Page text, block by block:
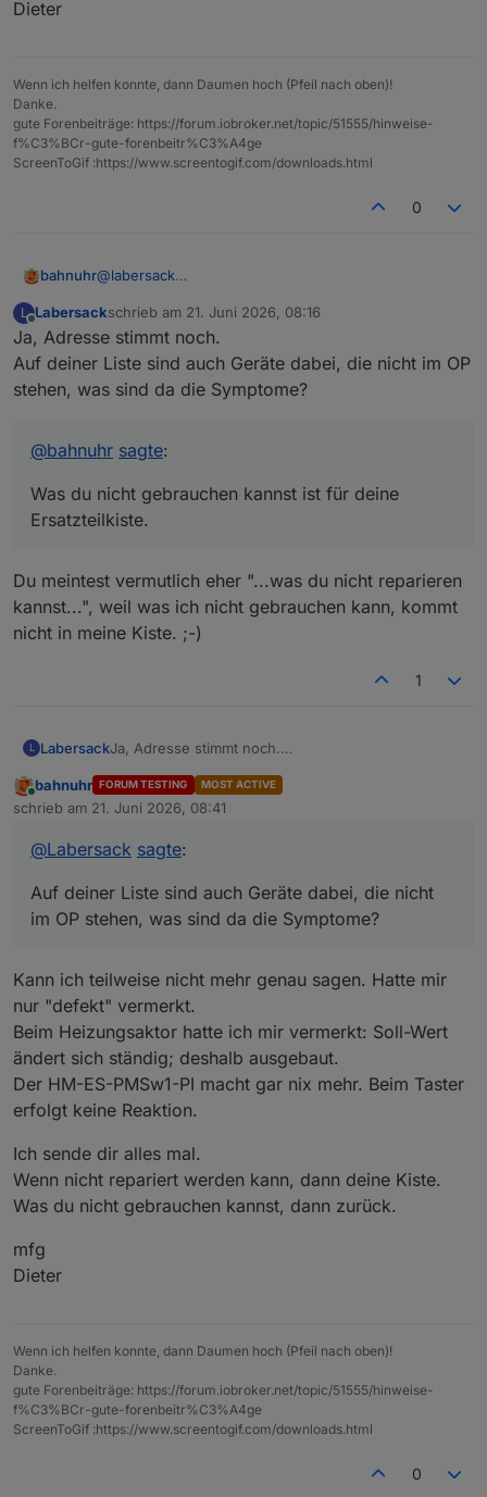
Dieter
Wenn ich helfen konnte, dann Daumen hoch (Pfeil nach oben)!
Danke.
gute Forenbeiträge: https://forum.iobroker.net/topic/51555/hinweise-
f%C3%BCr-gute-forenbeitr%C3%A4ge
ScreenToGif :https://www.screentogif.com/downloads.html
0
bahnuhr@labersack
habe gesammelt:
1 x HM-ESPMSw1-PI
1 x HM-LC-Sw4-DR
2 x HM-LC-BI1PBU-FM
1 x HM-LC-Dim1TPBU-FM
Denis, ich würde dir alles senden an die Adresse in
Remseck (noch aktuell ?)
Was du nicht gebrauchen kannst ist für deine
Ersatzteilkiste.
Bitte kurze Rückinfo.
mfg
L
Offline
Labersackschrieb am 21. Juni 2026, 08:16
zuletzt editiert von
Ja, Adresse stimmt noch.
Auf deiner Liste sind auch Geräte dabei, die nicht im OP
stehen, was sind da die Symptome?
@bahnuhr sagte:
Was du nicht gebrauchen kannst ist für deine
Ersatzteilkiste.
Du meintest vermutlich eher "...was du nicht reparieren
kannst...", weil was ich nicht gebrauchen kann, kommt
nicht in meine Kiste. ;-)
1
L LabersackJa, Adresse stimmt noch.
OP stehen, was sind da die Symptome?
@ bahnuhr sagte
Was du nicht gebrauchen kannst ist für deine
Ersatzteilkiste.
Du meintest vermutlich eher "...was du nicht
reparieren kannst...", weil was ich nicht gebrauchen
kann, kommt nicht in meine Kiste. ;-)
Online
bahnuhr FORUM TESTING MOST ACTIVE
schrieb am 21. Juni 2026, 08:41
zuletzt editiert von
@Labersack sagte:
Auf deiner Liste sind auch Geräte dabei, die nicht
im OP stehen, was sind da die Symptome?
Kann ich teilweise nicht mehr genau sagen. Hatte mir
nur "defekt" vermerkt.
Beim Heizungsaktor hatte ich mir vermerkt: Soll-Wert
ändert sich ständig; deshalb ausgebaut.
Der HM-ES-PMSw1-PI macht gar nix mehr. Beim Taster
erfolgt keine Reaktion.
Ich sende dir alles mal.
Wenn nicht repariert werden kann, dann deine Kiste.
Was du nicht gebrauchen kannst, dann zurück.
mfg
Dieter
Wenn ich helfen konnte, dann Daumen hoch (Pfeil nach oben)!
Danke.
gute Forenbeiträge: https://forum.iobroker.net/topic/51555/hinweise-
f%C3%BCr-gute-forenbeitr%C3%A4ge
ScreenToGif :https://www.screentogif.com/downloads.html
0